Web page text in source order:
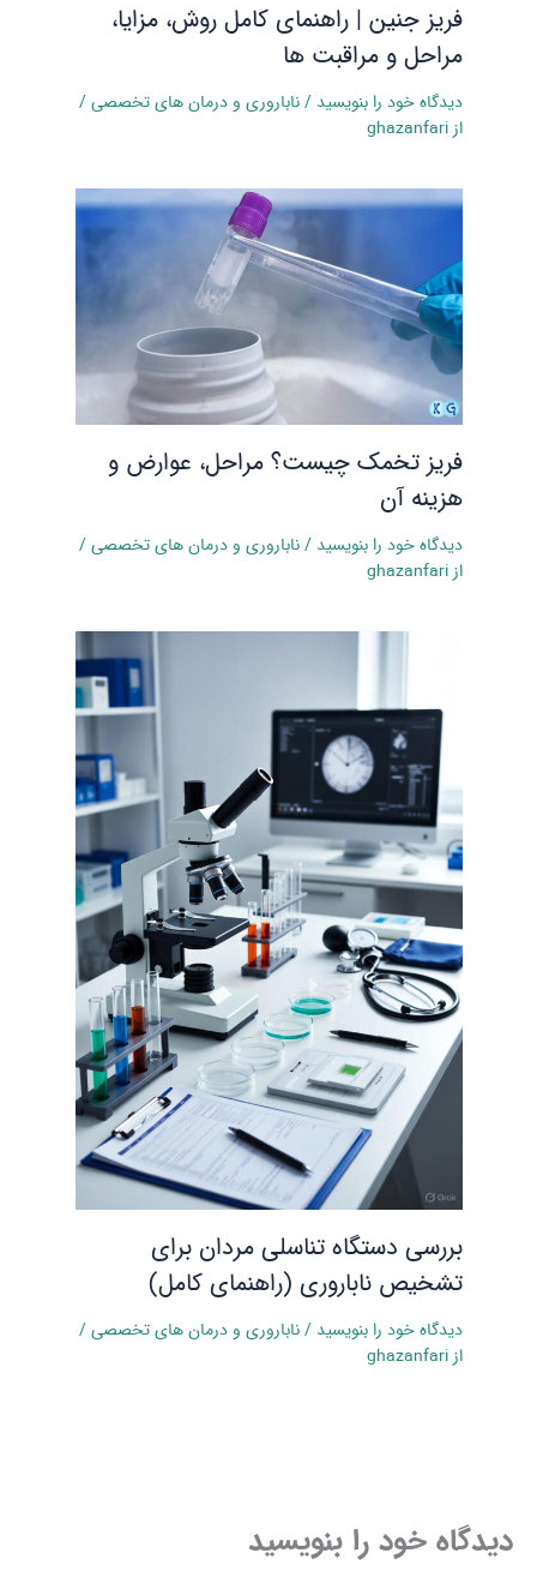
فریز جنین | راهنمای کامل روش، مزایا،
مراحل و مراقبت‌ ها
دیدگاه‌ خود را بنویسید /ناباروری و درمان‌ های تخصصی/
از ghazanfari
فریز تخمک چیست؟ مراحل، عوارض و
هزینه آن
دیدگاه‌ خود را بنویسید /ناباروری و درمان‌ های تخصصی/
از ghazanfari
بررسی دستگاه تناسلی مردان برای
تشخیص ناباروری (راهنمای کامل)
دیدگاه‌ خود را بنویسید /ناباروری و درمان‌ های تخصصی/
از ghazanfari
دیدگاه‌ خود را بنویسید